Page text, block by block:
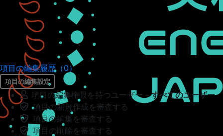
項目の編集履歴（0）
項目の編集設定
項目の編集権限を持つユーザー -すべてのユーザー
項目の新規作成を審査する
項目の編集を審査する
項目の削除を審査する